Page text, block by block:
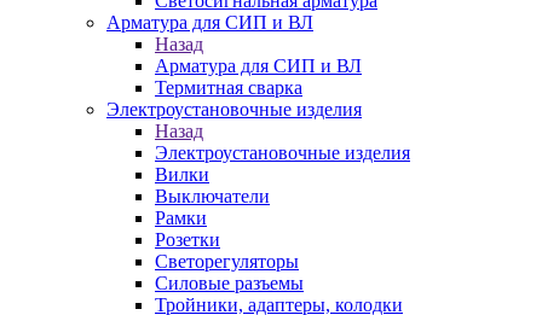
Арматура для СИП и ВЛ
Назад
Арматура для СИП и ВЛ
Термитная сварка
Электроустановочные изделия
Назад
Электроустановочные изделия
Вилки
Выключатели
Рамки
Розетки
Светорегуляторы
Силовые разъемы
Тройники, адаптеры, колодки